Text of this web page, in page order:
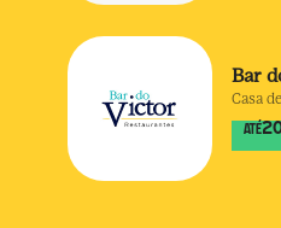
Bar
Casa
ATÉ